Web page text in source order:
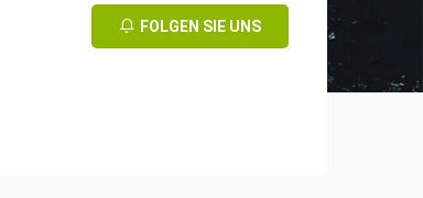
FOLGEN SIE UNS